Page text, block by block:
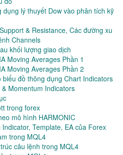
dụng lý thuyết Dow vào phân tích kỹ
& Resistance, Các đường xu
Channels
khối lượng giao dịch
Moving Averages Phần 1
Moving Averages Phần 2
đồ thông dụng Chart Indicators
Momentum Indicators
trong forex
mô hình HARMONIC
Template, EA của Forex
trong MQL4
câu lệnh trong MQL4